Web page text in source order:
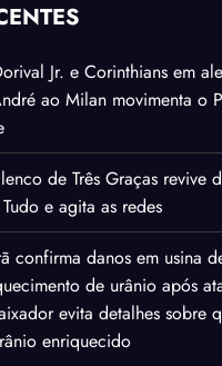
Jr. e Corinthians em
ao Milan movimenta o
de Três Graças revive
e agita as redes
confirma danos em usina
de urânio após
evita detalhes sobre
enriquecido